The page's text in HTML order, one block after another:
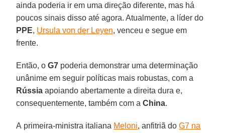
ainda poderia ir em uma direção diferente, mas há
poucos sinais disso até agora. Atualmente, a líder do
PPE, Ursula von der Leyen, venceu e segue em
frente.
Então, oG7 poderia demonstrar uma determinação
unânime em seguir políticas mais robustas, com a
Rússia apoiando abertamente a direita dura e,
consequentemente, também com aChina.
A primeira-ministra italiana Meloni, anfitriã doG7 na